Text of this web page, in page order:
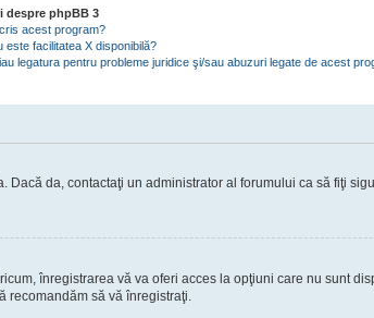
despre phpBB 3
acest program?
este facilitatea X disponibilă?
legatura pentru probleme juridice şi/sau abuzuri legate de acest
da, contactaţi un administrator al forumului ca să fiţi
înregistrarea vă va oferi acces la opţiuni care nu sunt
recomandăm să vă înregistraţi.